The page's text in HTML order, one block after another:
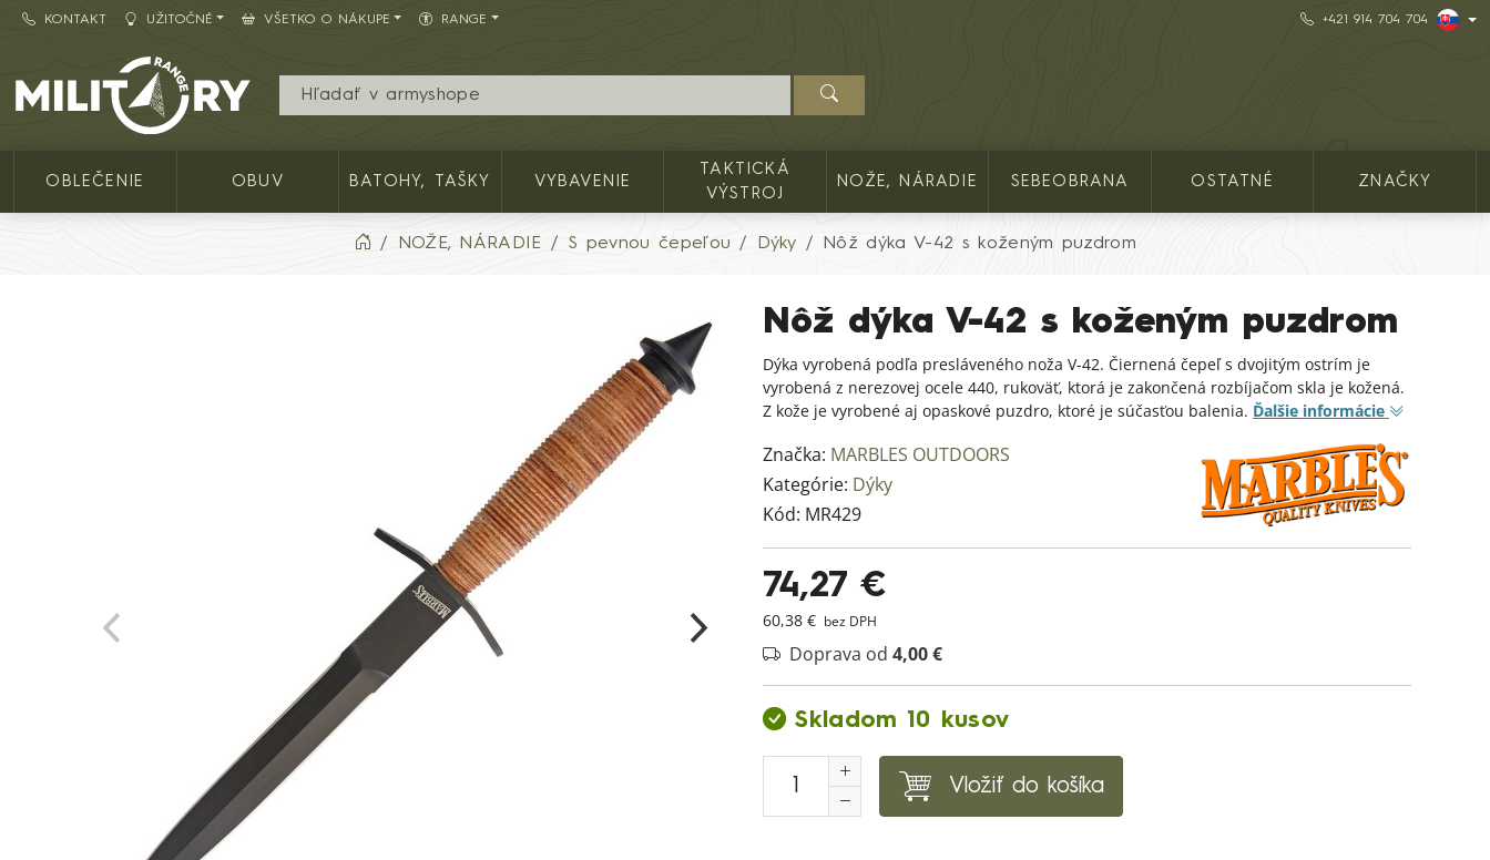
KONTAKT UŽITOČNÉ VŠETKO O NÁKUPE RANGE +421 914 704 704
Army shop MILITARY RANGE SK
OBLEČENIE OBUV BATOHY, TAŠKY VYBAVENIE
TAKTICKÁ
VÝSTROJ
NOŽE, NÁRADIE SEBEOBRANA OSTATNÉ ZNAČKY
NOŽE, NÁRADIE S pevnou čepeľou Dýky Nôž dýka V-42 s koženým puzdrom
Nôž dýka V-42 s koženým puzdrom
Dýka vyrobená podľa presláveného noža V-42. Čiernená čepeľ s dvojitým ostrím je
vyrobená z nerezovej ocele 440, rukoväť, ktorá je zakončená rozbíjačom skla je kožená.
Z kože je vyrobené aj opaskové puzdro, ktoré je súčasťou balenia. Ďalšie informácie
Značka: MARBLES OUTDOORS
Kategórie: Dýky
Kód: MR429
74,27 €
60,38 € bez DPH
Doprava od 4,00 €
Skladom 10 kusov
Vložiť do košíka